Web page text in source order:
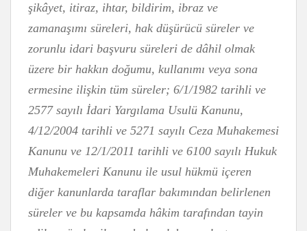
şikâyet, itiraz, ihtar, bildirim, ibraz ve
zamanaşımı süreleri, hak düşürücü süreler ve
zorunlu idari başvuru süreleri de dâhil olmak
üzere bir hakkın doğumu, kullanımı veya sona
ermesine ilişkin tüm süreler; 6/1/1982 tarihli ve
2577 sayılı İdari Yargılama Usulü Kanunu,
4/12/2004 tarihli ve 5271 sayılı Ceza Muhakemesi
Kanunu ve 12/1/2011 tarihli ve 6100 sayılı Hukuk
Muhakemeleri Kanunu ile usul hükmü içeren
diğer kanunlarda taraflar bakımından belirlenen
süreler ve bu kapsamda hâkim tarafından tayin